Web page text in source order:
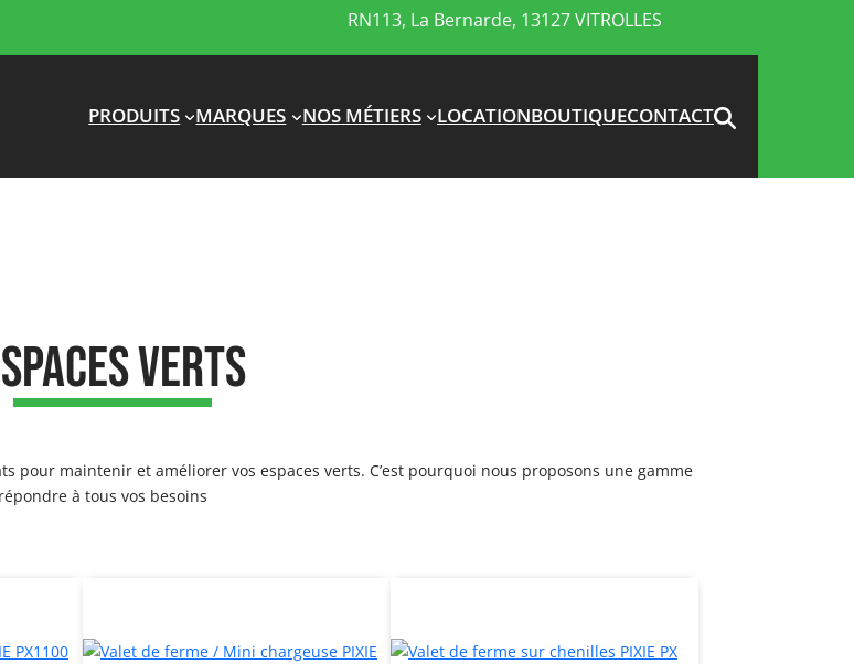
RN113, La Bernarde, 13127 VITROLLES
PRODUITS MARQUES NOS MÉTIERS LOCATIONBOUTIQUECONTACT
verts
pour maintenir et améliorer vos espaces verts. C’est pourquoi nous proposons une gamme
à tous vos besoins